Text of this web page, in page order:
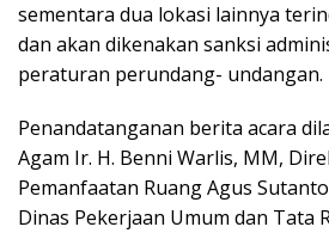
sementara dua lokasi lainnya
dan akan dikenakan sanksi
peraturan perundang- undangan.
Penandatanganan berita acara
Agam Ir. H. Benni Warlis, MM,
Pemanfaatan Ruang Agus
Dinas Pekerjaan Umum dan Tata